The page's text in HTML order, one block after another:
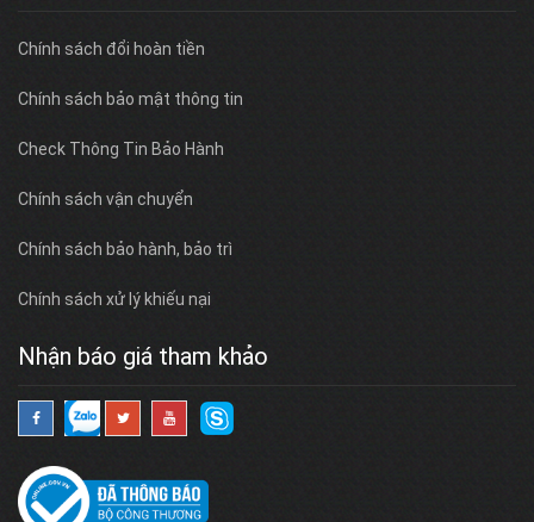
Chính sách đổi hoàn tiền
Chính sách bảo mật thông tin
Check Thông Tin Bảo Hành
Chính sách vận chuyển
Chính sách bảo hành, bảo trì
Chính sách xử lý khiếu nại
Nhận báo giá tham khảo